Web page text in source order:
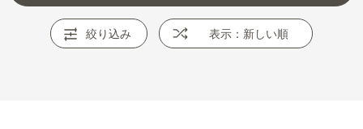
絞り込み 表示：新しい順